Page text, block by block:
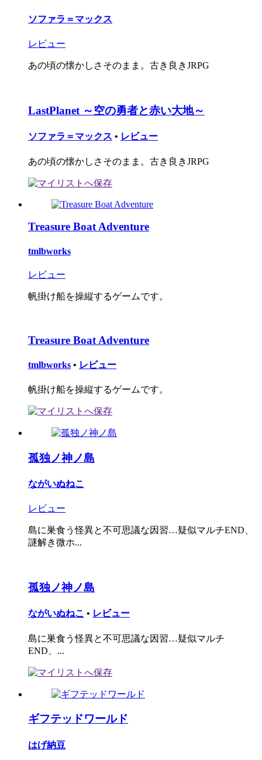
ソファラ＝マックス
レビュー
あの頃の懐かしさそのまま。古き良きJRPG
LastPlanet ～空の勇者と赤い大地～
ソファラ＝マックス • レビュー
あの頃の懐かしさそのまま。古き良きJRPG
Treasure Boat Adventure
tmlbworks
レビュー
帆掛け船を操縦するゲームです。
Treasure Boat Adventure
tmlbworks • レビュー
帆掛け船を操縦するゲームです。
孤独ノ神ノ島
ながいぬねこ
レビュー
島に巣食う怪異と不可思議な因習…疑似マルチEND、
謎解き微ホ...
孤独ノ神ノ島
ながいぬねこ • レビュー
島に巣食う怪異と不可思議な因習…疑似マルチ
END、...
ギフテッドワールド
はげ納豆